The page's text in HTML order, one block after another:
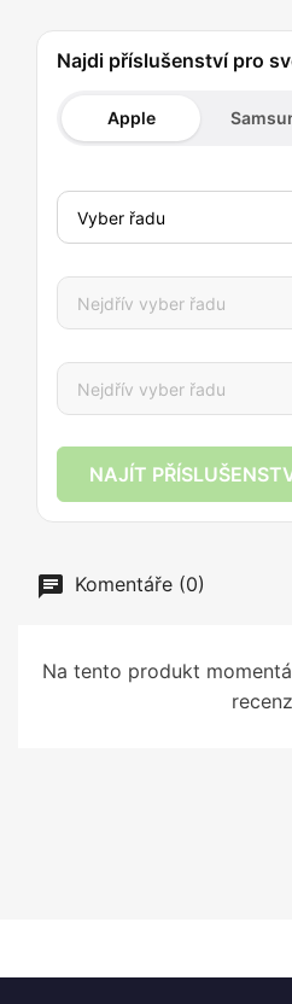
Najdi příslušenství pro
Apple
NAJÍT
Komentáře (0)
Na tento produkt